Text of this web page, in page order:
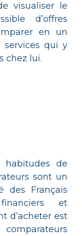
visualiser le
d’offres
en un
qui y
chez lui.
habitudes de
sont un
des Français
et
d’acheter est